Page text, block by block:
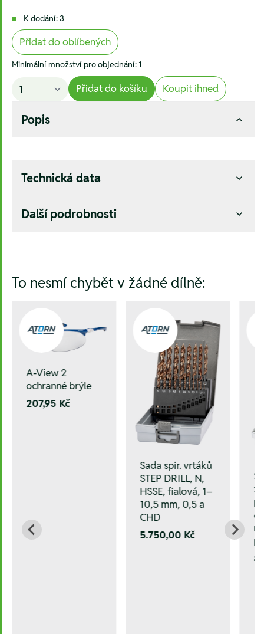
K dodání: 3
Přidat do oblíbených
Minimální množství pro objednání: 1
Přidat do košíku Koupit ihned
Popis
Technická data
Další podrobnosti
To nesmí chybět v žádné dílně:
A-View 2
ochranné brýle
207,95 Kč
Sada spir. vrtáků
STEP DRILL, N,
HSSE, fialová, 1–
10,5 mm, 0,5 a
CHD
5.750,00 Kč